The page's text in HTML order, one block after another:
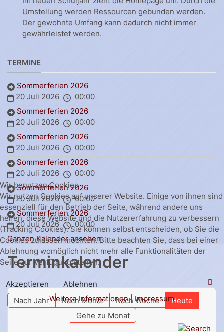
Umstellung werden Ressourcen gebunden werden.
Der gewohnte Umfang kann dadurch nicht immer
gewährleistet werden.
TERMINE
Sommerferien 2026
20 Juli 2026
00:00
Sommerferien 2026
20 Juli 2026
00:00
Sommerferien 2026
20 Juli 2026
00:00
Sommerferien 2026
20 Juli 2026
00:00
Sommerferien 2026
20 Juli 2026
00:00
Sommerferien 2026
20 Juli 2026
00:00
Ganzen Kalender ansehen
Terminkalender
Nach Jahr Nach Monat Nach Woche
Heute
Gehe zu Monat
Wir benutzen Cookies
Wir nutzen Cookies auf unserer Website. Einige von ihnen sind
essenziell für den Betrieb der Seite, während andere uns
helfen, diese Website und die Nutzererfahrung zu verbessern
(Tracking Cookies). Sie können selbst entscheiden, ob Sie die
Cookies zulassen möchten. Bitte beachten Sie, dass bei einer
Ablehnung womöglich nicht mehr alle Funktionalitäten der
Seite zur Verfügung stehen.
Akzeptieren
Ablehnen
Weitere Informationen| Impressum